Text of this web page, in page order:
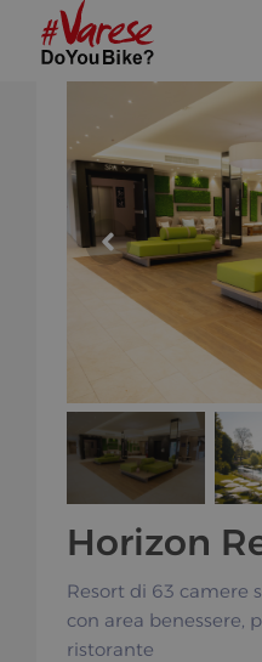
Horizon
Resort di 63 camere
con area benessere,
ristorante